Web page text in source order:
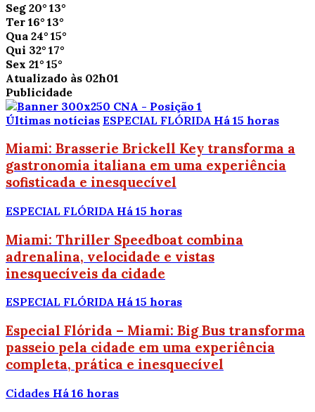
Seg 20° 13°
Ter 16° 13°
Qua 24° 15°
Qui 32° 17°
Sex 21° 15°
Atualizado às 02h01
Publicidade
Últimas notícias ESPECIAL FLÓRIDA Há 15 horas
Miami: Brasserie Brickell Key transforma a
gastronomia italiana em uma experiência
sofisticada e inesquecível
ESPECIAL FLÓRIDA Há 15 horas
Miami: Thriller Speedboat combina
adrenalina, velocidade e vistas
inesquecíveis da cidade
ESPECIAL FLÓRIDA Há 15 horas
Especial Flórida – Miami: Big Bus transforma
passeio pela cidade em uma experiência
completa, prática e inesquecível
Cidades Há 16 horas